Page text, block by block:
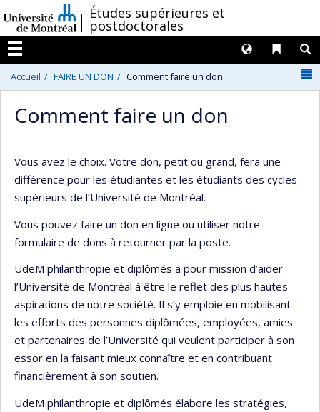
au
contenu
/Études supérieures et
postdoctorales
Menu
Liens
Langues
Accueil FAIRE UN DON Comment faire un don
Comment faire un don
Vous avez le choix. Votre don, petit ou grand, fera une
différence pour les étudiantes et les étudiants des cycles
supérieurs de l’Université de Montréal.
Vous pouvez faire un don en ligne ou utiliser notre
formulaire de dons à retourner par la poste.
UdeM philanthropie et diplômés a pour mission d’aider
l’Université de Montréal à être le reflet des plus hautes
aspirations de notre société. Il s’y emploie en mobilisant
les efforts des personnes diplômées, employées, amies
et partenaires de l’Université qui veulent participer à son
essor en la faisant mieux connaître et en contribuant
financièrement à son soutien.
UdeM philanthropie et diplômés élabore les stratégies,